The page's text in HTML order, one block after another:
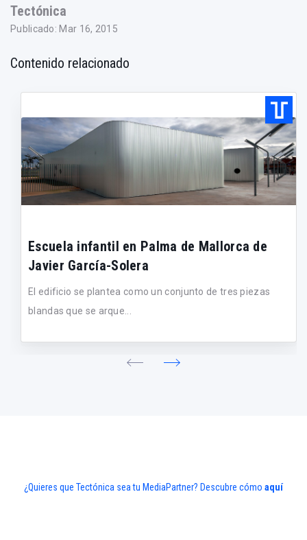
Tectónica
Publicado: Mar 16, 2015
Contenido relacionado
Escuela infantil en Palma de Mallorca de
Javier García-Solera
El edificio se plantea como un conjunto de tres piezas
blandas que se arque...
¿Quieres que Tectónica sea tu MediaPartner? Descubre cómo aquí